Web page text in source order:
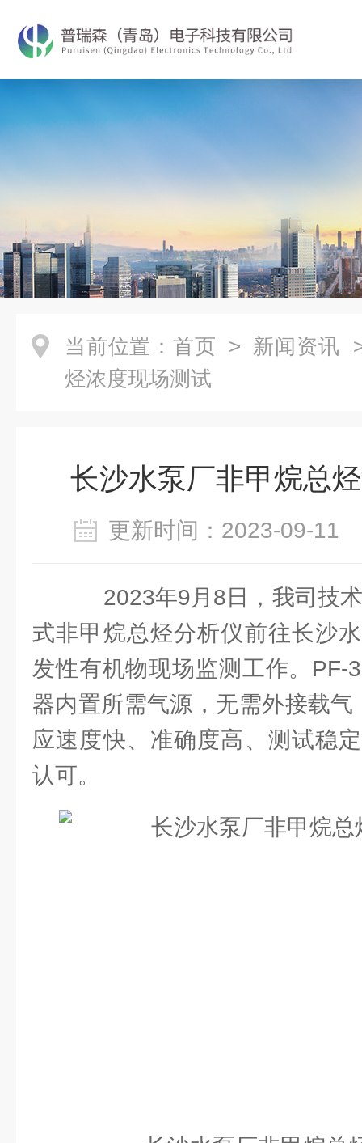
当前位置： 首页 > 新闻资讯
烃浓度现场测试
长沙水泵厂非甲烷总
更新时间：2023-09-
2023年9月8日，我司技
式非甲烷总烃分析仪前往长沙
发性有机物现场监测工作。PF-
器内置所需气源，无需外接载
应速度快、准确度高、测试稳
认可。